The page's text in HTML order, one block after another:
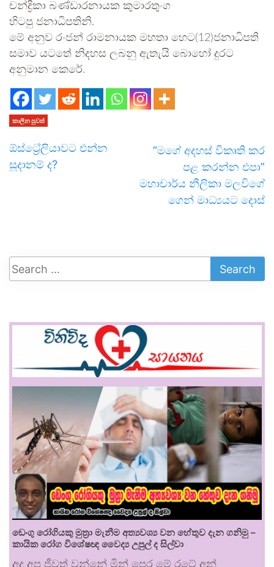
චන්ද්‍රිකා බණ්ඩාරනායක කුමාරතුංග
හිටපු ජනාධිපතිනි.
මේ අනුව රංජන් රාමනායක මහතා හෙට(12)ජනාධිපති
සමාව යටතේ නිදහස ලබනු ඇතැයි බොහෝ දුරට
අනුමාන කෙරේ.
කාලීන පුවත්
ඕස්ට්‍රේලියාවට එන්න
සූදානම් ද?
“මගේ අදහස් විකෘති කර
පළ කරන්න එපා”
මහාචාර්ය නීලිකා මලවිගේ
ගෙන් මාධ්‍යයට දොස්
ඩෙංගු රෝගියකු ⁣මුත්‍රා මැනීම අත්‍යවශ්‍ය වන හේතුව දැන ගනිමු –
කායික රෝග විශේෂඥ වෛද්‍ය උපුල් ද සිල්වා
අද අප ජීවත් වන්නේ මින් පෙර මේ රටේ අන්